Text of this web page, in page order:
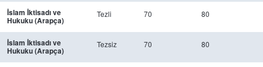
İslam İktisadı ve
Hukuku (Arapça)
Tezli 70 80
İslam İktisadı ve
Hukuku (Arapça)
Tezsiz 70 80